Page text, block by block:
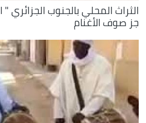
الثراث المحلي بالجنوب الجزائري
جز صوف الأغنام